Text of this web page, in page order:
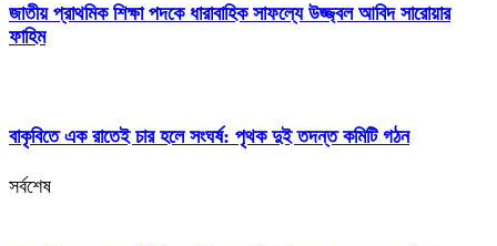
জাতীয় প্রাথমিক শিক্ষা পদকে ধারাবাহিক সাফল্যে উজ্জ্বল আবিদ সারোয়ার
ফাহিম
বাকৃবিতে এক রাতেই চার হলে সংঘর্ষ: পৃথক দুই তদন্ত কমিটি গঠন
সর্বশেষ